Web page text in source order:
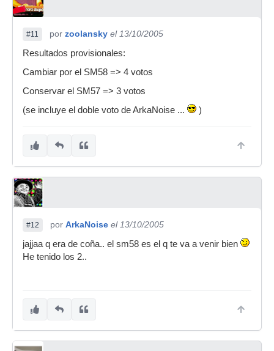
#11 por zoolansky el 13/10/2005
Resultados provisionales:
Cambiar por el SM58 => 4 votos
Conservar el SM57 => 3 votos
(se incluye el doble voto de ArkaNoise ...
)
#12 por ArkaNoise el 13/10/2005
jajjaa q era de coña.. el sm58 es el q te va a venir bien
He tenido los 2..